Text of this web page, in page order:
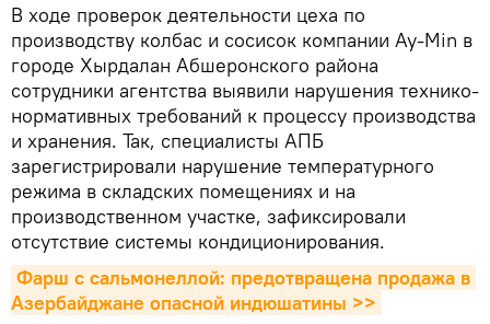
В ходе проверок деятельности цеха по
производству колбас и сосисок компании Ay-Min в
городе Хырдалан Абшеронского района
сотрудники агентства выявили нарушения технико-
нормативных требований к процессу производства
и хранения. Так, специалисты АПБ
зарегистрировали нарушение температурного
режима в складских помещениях и на
производственном участке, зафиксировали
отсутствие системы кондиционирования.
Фарш с сальмонеллой: предотвращена продажа в
Азербайджане опасной индюшатины >>